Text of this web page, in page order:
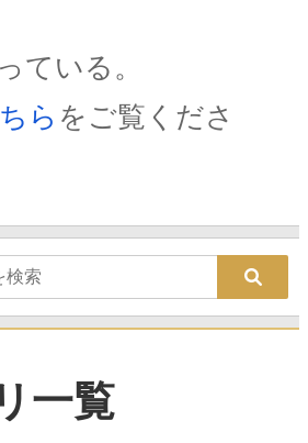
ている。
ら をご覧くださ
一覧